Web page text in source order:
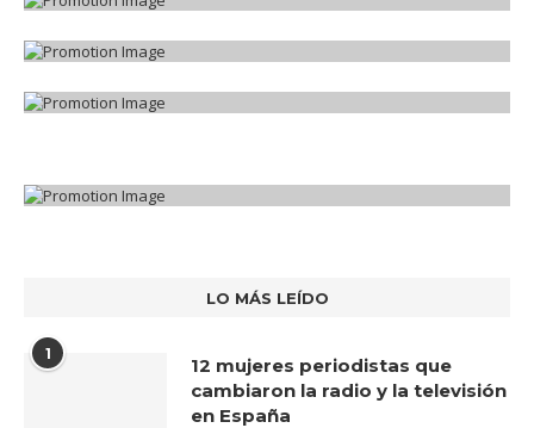
LO MÁS LEÍDO
1
12 mujeres periodistas que
cambiaron la radio y la televisión
en España